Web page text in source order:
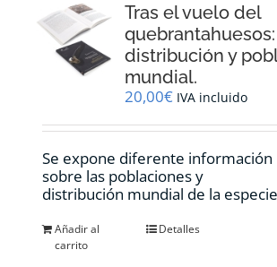
Tras el vuelo del
quebrantahuesos:
distribución y
mundial.
20,00€ IVA incluido
Se expone diferente información
sobre las poblaciones y
distribución mundial de la
Añadir al
carrito
Detalles